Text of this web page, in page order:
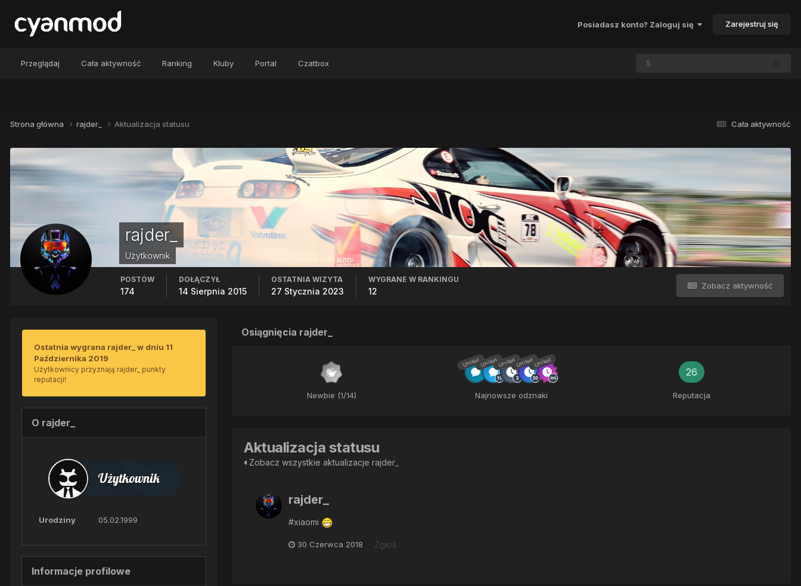
Posiadasz konto? Zaloguj się Zarejestruj się
Przeglądaj Cała aktywność Ranking Kluby Portal Czatbox
Cała aktywność
Strona główna rajder_ Aktualizacja statusu
rajder_
Użytkownik
Zobacz aktywność
POSTÓW
174
DOŁĄCZYŁ
14 Sierpnia 2015
OSTATNIA WIZYTA
27 Stycznia 2023
WYGRANE W RANKINGU
12
Ostatnia wygrana rajder_ w dniu 11
Października 2019
Użytkownicy przyznają rajder_ punkty
reputacji!
O rajder_
Urodziny 05.02.1999
Informacje profilowe
Osiągnięcia rajder_
Newbie (1/14)
UnikatUnikatUnikatUnikatUnikat
Najnowsze odznaki
26
Reputacja
Aktualizacja statusu
Zobacz wszystkie aktualizacje rajder_
rajder_
#xiaomi
30 Czerwca 2018 Zgłoś